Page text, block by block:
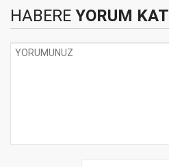
HABERE YORUM KAT